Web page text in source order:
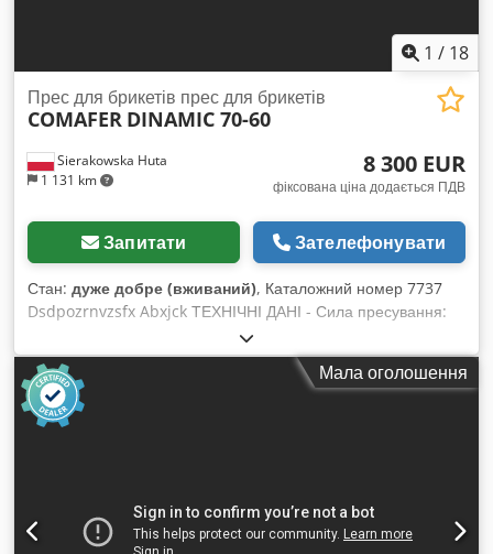
1 / 18
Sierakowska Huta
1 131 km
Прес для брикетів прес для брикетів
COMAFER DINAMIC 70-60
8 300 EUR
фіксована ціна додається ПДВ
Запитати Зателефонувати
Стан: дуже добре (вживаний), Каталожний номер 7737
Dsdpozrnvzsfx Abxjck ТЕХНІЧНІ ДАНІ - Сила пресування:
гідравлічна - Форма брикету: кругла - Діаметр брикету: 70
мм - Діаметр бункера: 1000 мм - Продуктивність: близько 70
кг/год - Автоматична робота - Двигун: 5,5 кВт - Габарити
(Д×Ш×В): 1800×1150×1540 мм - Вага: 900 кг ПЕРЕВАГИ –
Вироблено в Італії – Вживлений брикетувальний прес –
курсу)
Мала оголошення